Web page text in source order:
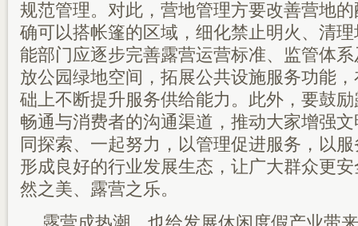
规范管理。对此，营地管理方要改善营地
确可以搭帐篷的区域，细化禁止明火、清
能部门应逐步完善露营运营标准、监管体
放公园绿地空间，拓展公共设施服务功能
础上不断提升服务供给能力。此外，要鼓
畅通与消费者的沟通渠道，推动大家增强
同探索、一起努力，以管理促进服务，以
形成良好的行业发展生态，让广大群众更
然之美、露营之乐。